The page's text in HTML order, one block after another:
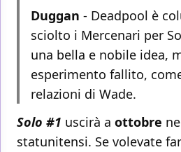
Duggan - Deadpool è
sciolto i Mercenari per
una bella e nobile idea,
esperimento fallito,
relazioni di Wade.
Solo #1 uscirà a ottobre
statunitensi. Se volevate